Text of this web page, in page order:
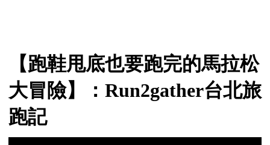
【跑鞋甩底也要跑完的馬拉松
大冒險】： Run2gather台北旅
跑記